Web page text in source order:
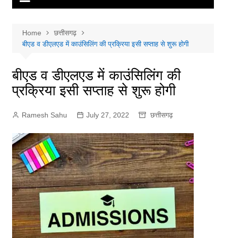
Home
छत्तीसगढ़
बीएड व डीएलएड में काउंसिलिंग की प्रक्रिया इसी सप्ताह से शुरू होगी
बीएड व डीएलएड में काउंसिलिंग की
प्रक्रिया इसी सप्ताह से शुरू होगी
Ramesh Sahu July 27, 2022 छत्तीसगढ़